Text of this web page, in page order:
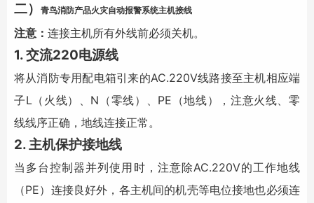
二） 青鸟消防产品火灾自动报警系统主机接线
注意： 连接主机所有外线前必须关机。
1. 交流220电源线
将从消防专用配电箱引来的AC.220V线路接至主机相应端
子L（火线）、N（零线）、PE（地线），注意火线、零
线线序正确，地线连接正常。
2. 主机保护接地线
当多台控制器并列使用时，注意除AC.220V的工作地线
（PE）连接良好外，各主机间的机壳等电位接地也必须连